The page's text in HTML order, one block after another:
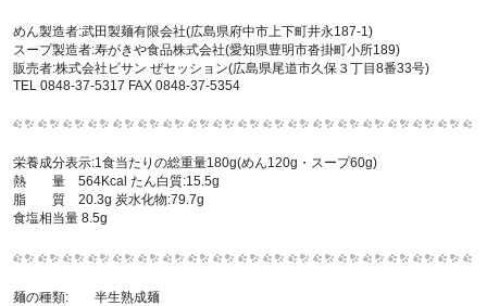
めん製造者:武田製麺有限会社(広島県府中市上下町井永187-1)
スープ製造者:寿がきや食品株式会社(愛知県豊明市沓掛町小所189)
販売者:株式会社ビサン ぜセッション(広島県尾道市久保３丁目8番33号)
TEL 0848-37-5317 FAX 0848-37-5354
栄養成分表示:1食当たりの総重量180g(めん120g・スープ60g)
熱 量 564Kcal たん白質:15.5g
脂 質 20.3g 炭水化物:79.7g
食塩相当量 8.5g
麺の種類: 半生熟成麺